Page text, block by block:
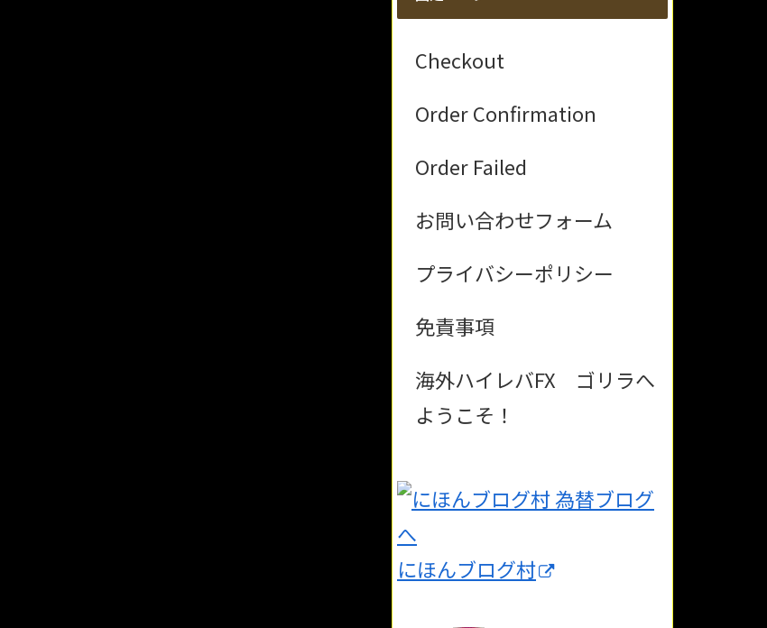
Checkout
Order Confirmation
Order Failed
お問い合わせフォーム
プライバシーポリシー
免責事項
海外ハイレバFX ゴリラへ
ようこそ！
にほんブログ村